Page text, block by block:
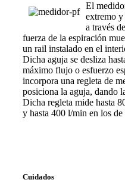
El
extremo
a través
fuerza de la espiración
un rail instalado en el
Dicha aguja se desliza
máximo flujo o esfuerzo
incorpora una regleta de
posiciona la aguja, dando
Dicha regleta mide hasta
y hasta 400 l/min en los de
Cuidados